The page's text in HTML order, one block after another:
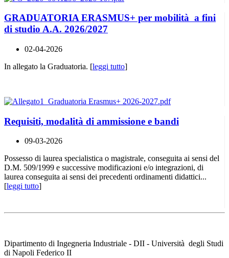
GRADUATORIA ERASMUS+ per mobilità a fini
di studio A.A. 2026/2027
02-04-2026
In allegato la Graduatoria. [leggi tutto]
Requisiti, modalità di ammissione e bandi
09-03-2026
Possesso di laurea specialistica o magistrale, conseguita ai sensi del
D.M. 509/1999 e successive modificazioni e/o integrazioni, di
laurea conseguita ai sensi dei precedenti ordinamenti didattici...
[leggi tutto]
Dipartimento di Ingegneria Industriale - DII - Università degli Studi
di Napoli Federico II